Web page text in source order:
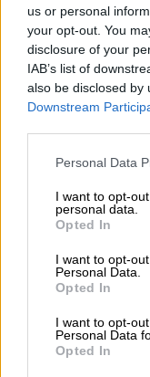
us or personal
your opt-out. You
disclosure of your
IAB’s list of
also be disclosed by
Downstream
Personal Data
I want to opt-
personal data.
Opted In
I want to opt-
Personal Data.
Opted In
I want to opt-
Personal Data
Opted In
clima
birra
Du interessierts Dich
pflanzt Bäume®?
die Welt ein
HIER oder klicke